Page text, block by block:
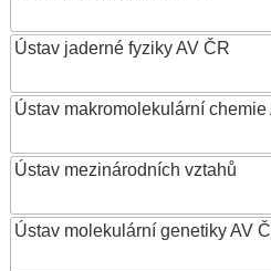
Ústav jaderné fyziky AV ČR
Ústav makromolekulární chemie
Ústav mezinárodních vztahů
Ústav molekulární genetiky AV